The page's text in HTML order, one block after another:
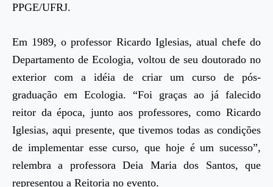
PPGE/UFRJ.
Em 1989, o professor Ricardo Iglesias, atual chefe do
Departamento de Ecologia, voltou de seu doutorado no
exterior com a idéia de criar um curso de pós-
graduação em Ecologia. “Foi graças ao já falecido
reitor da época, junto aos professores, como Ricardo
Iglesias, aqui presente, que tivemos todas as condições
de implementar esse curso, que hoje é um sucesso”,
relembra a professora Deia Maria dos Santos, que
representou a Reitoria no evento.